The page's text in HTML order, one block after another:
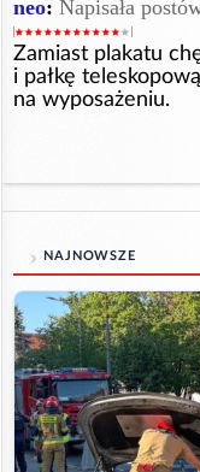
neo: Napisała
Zamiast plakatu
i pałkę
na wyposażeniu.
NAJNOWSZE